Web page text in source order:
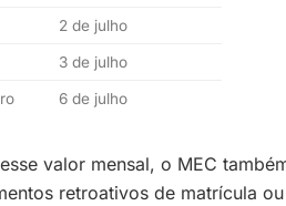
2 de julho
3 de julho
6 de julho
valor mensal, o MEC
retroativos de matrícula